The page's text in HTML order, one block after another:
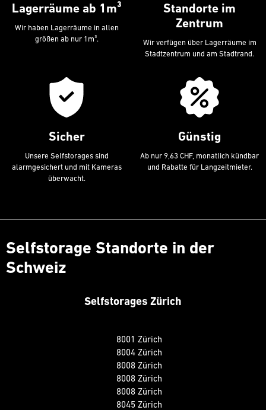
Lagerräume ab 1m³
Wir haben Lagerräume in allen
größen ab nur 1m³.
Standorte im
Zentrum
Wir verfügen über Lagerräume im
Stadtzentrum und am Stadtrand.
Sicher
Unsere Selfstorages sind
alarmgesichert und mit Kameras
überwacht.
Günstig
Ab nur 9,63 CHF, monatlich kündbar
und Rabatte für Langzeitmieter.
Selfstorage Standorte in der
Schweiz
Selfstorages Zürich
8001 Zürich
8004 Zürich
8008 Zürich
8008 Zürich
8008 Zürich
8045 Zürich